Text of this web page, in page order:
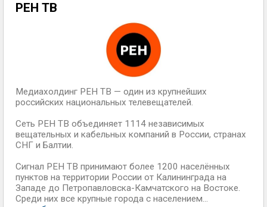
РЕН ТВ
Медиахолдинг РЕН ТВ — один из крупнейших
российских национальных телевещателей.
Сеть РЕН ТВ объединяет 1114 независимых
вещательных и кабельных компаний в России, странах
СНГ и Балтии.
Сигнал РЕН ТВ принимают более 1200 населённых
пунктов на территории России от Калининграда на
Западе до Петропавловска-Камчатского на Востоке.
Среди них все крупные города с населением...